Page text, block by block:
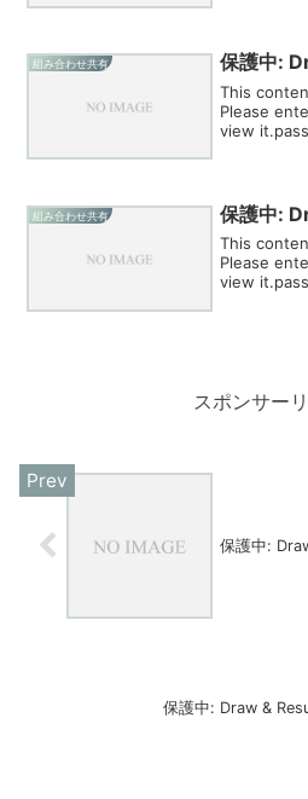
組み合わせ共有 保護中:
This
Please
view
組み合わせ共有 保護中:
This
Please
view
スポンサー
保護中:
保護中: Draw &